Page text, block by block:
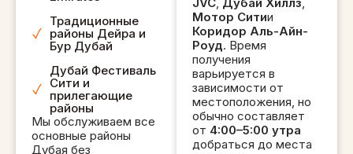
добраться до
лагеря наследия
к 17:30 (в это
время года), и
они
предупредили
нас о нашем
позднем запросе
Традиционные
районы Дейра и
Бур Дубай
Дубай Фестиваль
Сити и
прилегающие
районы
Мы обслуживаем все
основные районы
Дубая без
Мотор Ситии
Коридор Аль-Айн-
Роуд. Время
получения
варьируется в
зависимости от
местоположения, но
обычно составляет
от 4:00–5:00 утра
добраться до места